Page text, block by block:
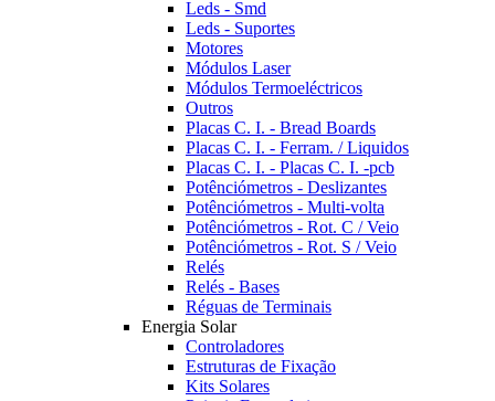
Leds - Smd
Leds - Suportes
Motores
Módulos Laser
Módulos Termoeléctricos
Outros
Placas C. I. - Bread Boards
Placas C. I. - Ferram. / Liquidos
Placas C. I. - Placas C. I. -pcb
Potênciómetros - Deslizantes
Potênciómetros - Multi-volta
Potênciómetros - Rot. C / Veio
Potênciómetros - Rot. S / Veio
Relés
Relés - Bases
Réguas de Terminais
Energia Solar
Controladores
Estruturas de Fixação
Kits Solares